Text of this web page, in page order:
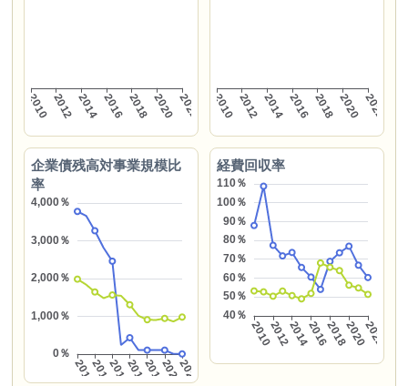
企業債残高対事業規模比
率
経費回収率